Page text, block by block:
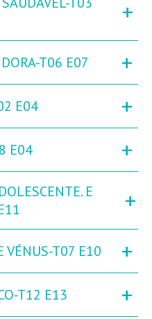
+
T06 E07 +
E04 +
E04 +
E
+
VÉNUS-T07 E10 +
T12 E13 +